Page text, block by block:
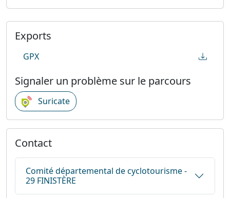
Exports
GPX
Signaler un problème sur le parcours
Suricate
Contact
Comité départemental de cyclotourisme -
29 FINISTÈRE